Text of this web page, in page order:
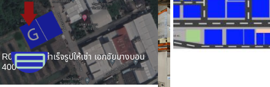
R06G โกดังสำเร็จรูปให้เช่า เอกชัยบางบอน
400 ตรม.